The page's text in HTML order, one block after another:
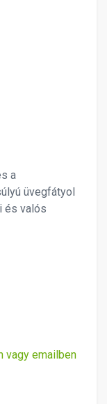
a
üvegfátyol
és valós
vagy emailben